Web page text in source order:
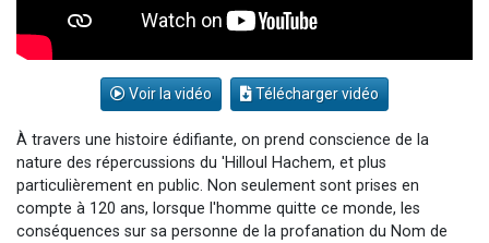
Voir la vidéo Télécharger vidéo
À travers une histoire édifiante, on prend conscience de la
nature des répercussions du 'Hilloul Hachem, et plus
particulièrement en public. Non seulement sont prises en
compte à 120 ans, lorsque l'homme quitte ce monde, les
conséquences sur sa personne de la profanation du Nom de